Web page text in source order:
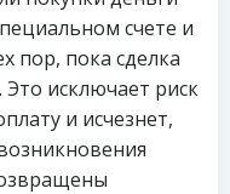
счете и
пор, пока сделка
исключает риск
и исчезнет,